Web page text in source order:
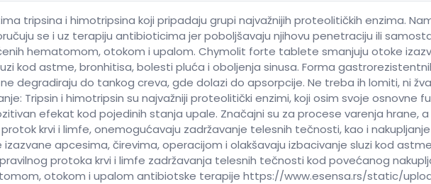
tripsina i himotripsina koji pripadaju grupi najvažnijih proteolitičkih enzima.
se i uz terapiju antibioticima jer poboljšavaju njihovu penetraciju ili
hematomom, otokom i upalom. Chymolit forte tablete smanjuju otoke
kod astme, bronhitisa, bolesti pluća i oboljenja sinusa. Forma
degradiraju do tankog creva, gde dolazi do apsorpcije. Ne treba ih lomiti, ni
Tripsin i himotripsin su najvažniji proteolitički enzimi, koji osim svoje osnovne
efekat kod pojedinih stanja upale. Značajni su za procese varenja hrane,
krvi i limfe, onemogućavaju zadržavanje telesnih tečnosti, kao i
apcesima, čirevima, operacijom i olakšavaju izbacivanje sluzi kod
protoka krvi i limfe zadržavanja telesnih tečnosti kod povećanog
otokom i upalom antibiotske terapije https://www.esensa.rs/static/